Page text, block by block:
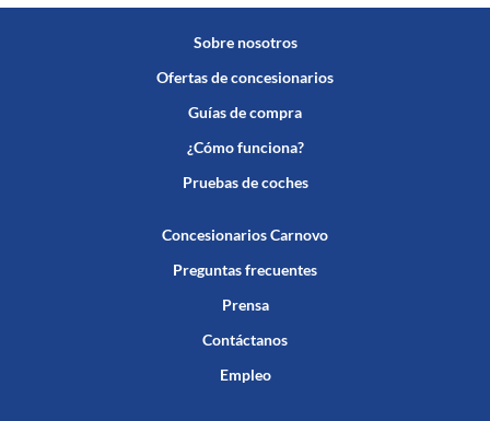
Sobre nosotros
Ofertas de concesionarios
Guías de compra
¿Cómo funciona?
Pruebas de coches
Concesionarios Carnovo
Preguntas frecuentes
Prensa
Contáctanos
Empleo